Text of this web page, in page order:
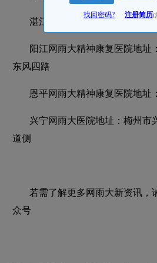
湛江网雨大精神康复医院地址
阳江网雨大精神康复医院地址
东风四路
恩平网雨大精神康复医院地址
兴宁网雨大医院地址：梅州市
道侧
若需了解更多网雨大新资讯，
众号
找回密码? 注册简历(